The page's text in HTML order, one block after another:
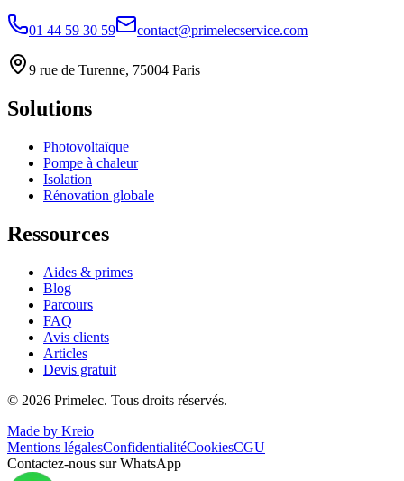
01 44 59 30 59 contact@primelecservice.com
9 rue de Turenne, 75004 Paris
Solutions
Photovoltaïque
Pompe à chaleur
Isolation
Rénovation globale
Ressources
Aides & primes
Blog
Parcours
FAQ
Avis clients
Articles
Devis gratuit
© 2026 Primelec. Tous droits réservés.
Made by Kreio
Mentions légalesConfidentialitéCookiesCGU
Contactez-nous sur WhatsApp